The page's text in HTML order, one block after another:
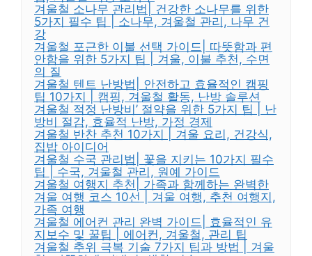
겨울철 소나무 관리법| 건강한 소나무를 위한
5가지 필수 팁 | 소나무, 겨울철 관리, 나무 건
강
겨울철 포근한 이불 선택 가이드| 따뜻함과 편
안함을 위한 5가지 팁 | 겨울, 이불 추천, 수면
의 질
겨울철 텐트 난방법| 안전하고 효율적인 캠핑
팁 10가지 | 캠핑, 겨울철 활동, 난방 솔루션
겨울철 적정 난방비’ 절약을 위한 5가지 팁 | 난
방비 절감, 효율적 난방, 가정 경제
겨울철 반찬 추천 10가지 | 겨울 요리, 건강식,
집밥 아이디어
겨울철 수국 관리법| 꽃을 지키는 10가지 필수
팁 | 수국, 겨울철 관리, 원예 가이드
겨울철 여행지 추천| 가족과 함께하는 완벽한
겨울 여행 코스 10선 | 겨울 여행, 추천 여행지,
가족 여행
겨울철 에어컨 관리 완벽 가이드| 효율적인 유
지보수 및 꿀팁 | 에어컨, 겨울철, 관리 팁
겨울철 추위 극복 기술 7가지 팁과 방법 | 겨울